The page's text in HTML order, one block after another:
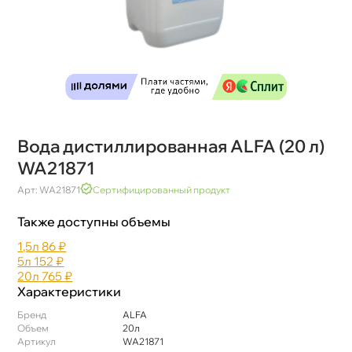
ода дистиллированная ALFA (20 л)
WA21871
Арт: WA21871 Сертифицированный продукт
Также доступны объемы
1,5л 86 ₽
5л 152 ₽
20л 765 ₽
Характеристики
Бренд
ALFA
Объем
20л
Артикул
WA21871